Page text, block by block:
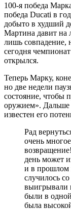
100-я победа
победа Ducati в
добыто в худший
Мартина давит на
лишь совпадение,
сегодня
открылся.
Теперь Марку,
но две недели
состояние, чтобы
оружием». Дальше
известен его
Рад
очень
день может
и в прошлом
случилось
выигрывали
были в
была